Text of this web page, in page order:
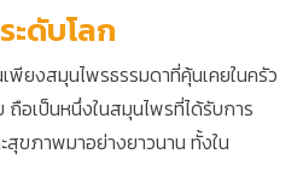
ดับโลก
พียงสมุนไพรธรรมดาที่คุ้นเคยในครัว
ถือเป็นหนึ่งในสมุนไพรที่ได้รับการ
สุขภาพมาอย่างยาวนาน ทั้งใน